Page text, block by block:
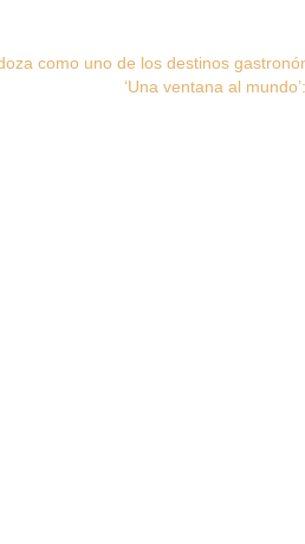
como uno de los destinos
‘Una ventana al